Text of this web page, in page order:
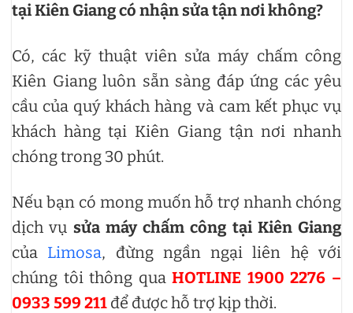
tại Kiên Giang có nhận sửa tận nơi không?
Có, các kỹ thuật viên sửa máy chấm công
Kiên Giang luôn sẵn sàng đáp ứng các yêu
cầu của quý khách hàng và cam kết phục vụ
khách hàng tại Kiên Giang tận nơi nhanh
chóng trong 30 phút.
Nếu bạn có mong muốn hỗ trợ nhanh chóng
dịch vụ sửa máy chấm công tại Kiên Giang
của Limosa, đừng ngần ngại liên hệ với
chúng tôi thông quaHOTLINE 1900 2276 –
0933 599 211 để được hỗ trợ kịp thời.